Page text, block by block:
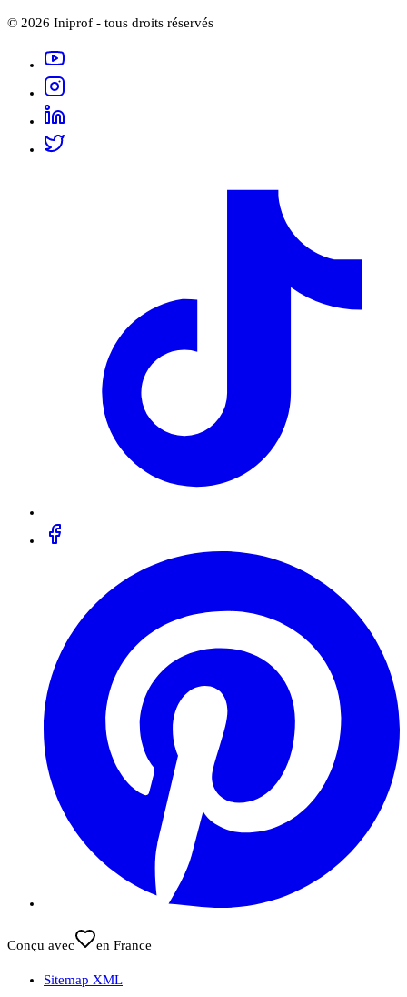
© 2026 Iniprof - tous droits réservés
Conçu avec en France
Sitemap XML